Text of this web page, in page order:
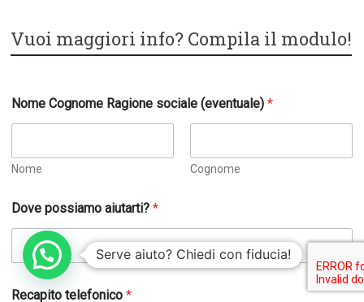
Vuoi maggiori info? Compila il modulo!
Nome Cognome Ragione sociale (eventuale)*
Nome Cognome
Dove possiamo aiutarti?*
Recapito telefonico*
Serve aiuto? Chiedi con fiducia!